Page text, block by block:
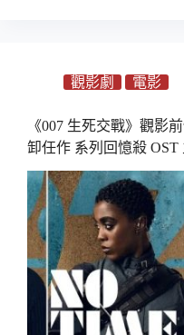
觀影劇 電影
《007 生死交戰》觀影
卸任作 系列回憶殺 OST